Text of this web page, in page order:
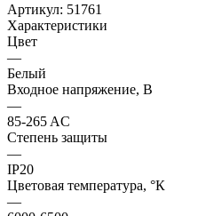
Артикул: 51761
Характеристики
Цвет
—
Белый
Входное напряжение, В
—
85-265 AC
Степень защиты
—
IP20
Цветовая температура, °К
—